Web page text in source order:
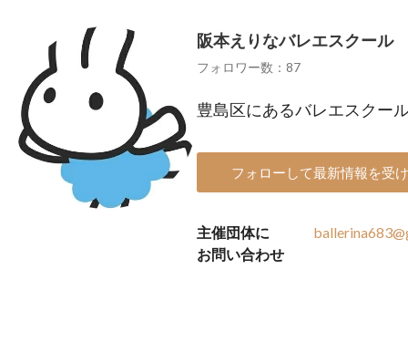
阪本えりなバレエスクール
フォロワー数：87
豊島区にあるバレエスクー
フォローして最新情報を受
主催団体に
お問い合わせ